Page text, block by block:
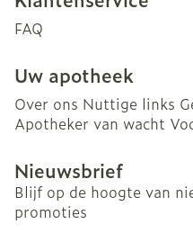
FAQ
Uw apotheek
Over ons Nuttige links
Apotheker van wacht
Nieuwsbrief
Blijf op de hoogte van
promoties